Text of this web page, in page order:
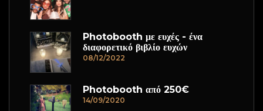
Photobooth με ευχές - ένα
διαφορετικό βιβλίο ευχών
08/12/2022
Photobooth από 250€
14/09/2020